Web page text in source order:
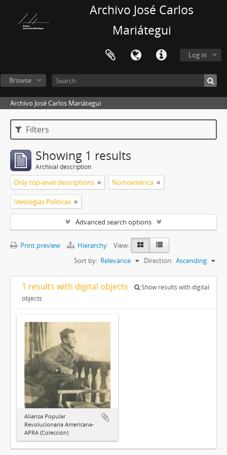
Archivo José Carlos
Mariátegui
Log in
Browse
Archivo José Carlos Mariátegui
Filters
Showing 1 results
Archival description
Only top-level descriptions Norteamérica
Ideologías Políticas
Advanced search options
Print preview Hierarchy
View:
Sort by: Relevance Direction: Ascending
1 results with digital objects
Show results with digital
objects
Alianza Popular
Revolucionaria Americana-
APRA (Colección)